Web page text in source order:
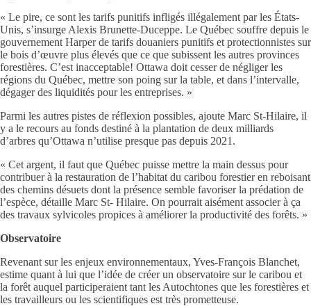
« Le pire, ce sont les tarifs punitifs infligés illégalement par les États-
Unis, s’insurge Alexis Brunette-Duceppe. Le Québec souffre depuis le
gouvernement Harper de tarifs douaniers punitifs et protectionnistes sur
le bois d’œuvre plus élevés que ce que subissent les autres provinces
forestières. C’est inacceptable! Ottawa doit cesser de négliger les
régions du Québec, mettre son poing sur la table, et dans l’intervalle,
dégager des liquidités pour les entreprises. »
Parmi les autres pistes de réflexion possibles, ajoute Marc St-Hilaire, il
y a le recours au fonds destiné à la plantation de deux milliards
d’arbres qu’Ottawa n’utilise presque pas depuis 2021.
« Cet argent, il faut que Québec puisse mettre la main dessus pour
contribuer à la restauration de l’habitat du caribou forestier en reboisant
des chemins désuets dont la présence semble favoriser la prédation de
l’espèce, détaille Marc St- Hilaire. On pourrait aisément associer à ça
des travaux sylvicoles propices à améliorer la productivité des forêts. »
Observatoire
Revenant sur les enjeux environnementaux, Yves-François Blanchet,
estime quant à lui que l’idée de créer un observatoire sur le caribou et
la forêt auquel participeraient tant les Autochtones que les forestières et
les travailleurs ou les scientifiques est très prometteuse.